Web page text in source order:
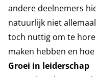
andere deelnemers
natuurlijk niet
toch nuttig om te
maken hebben en
Groei in leiderschap